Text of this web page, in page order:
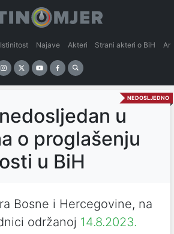
Istinitost Najave Akteri Strani akteri o BiH
NEDOSLJEDNO
u
o proglašenju
u BiH
Bosne i Hercegovine, na
održanoj 14.8.2023.